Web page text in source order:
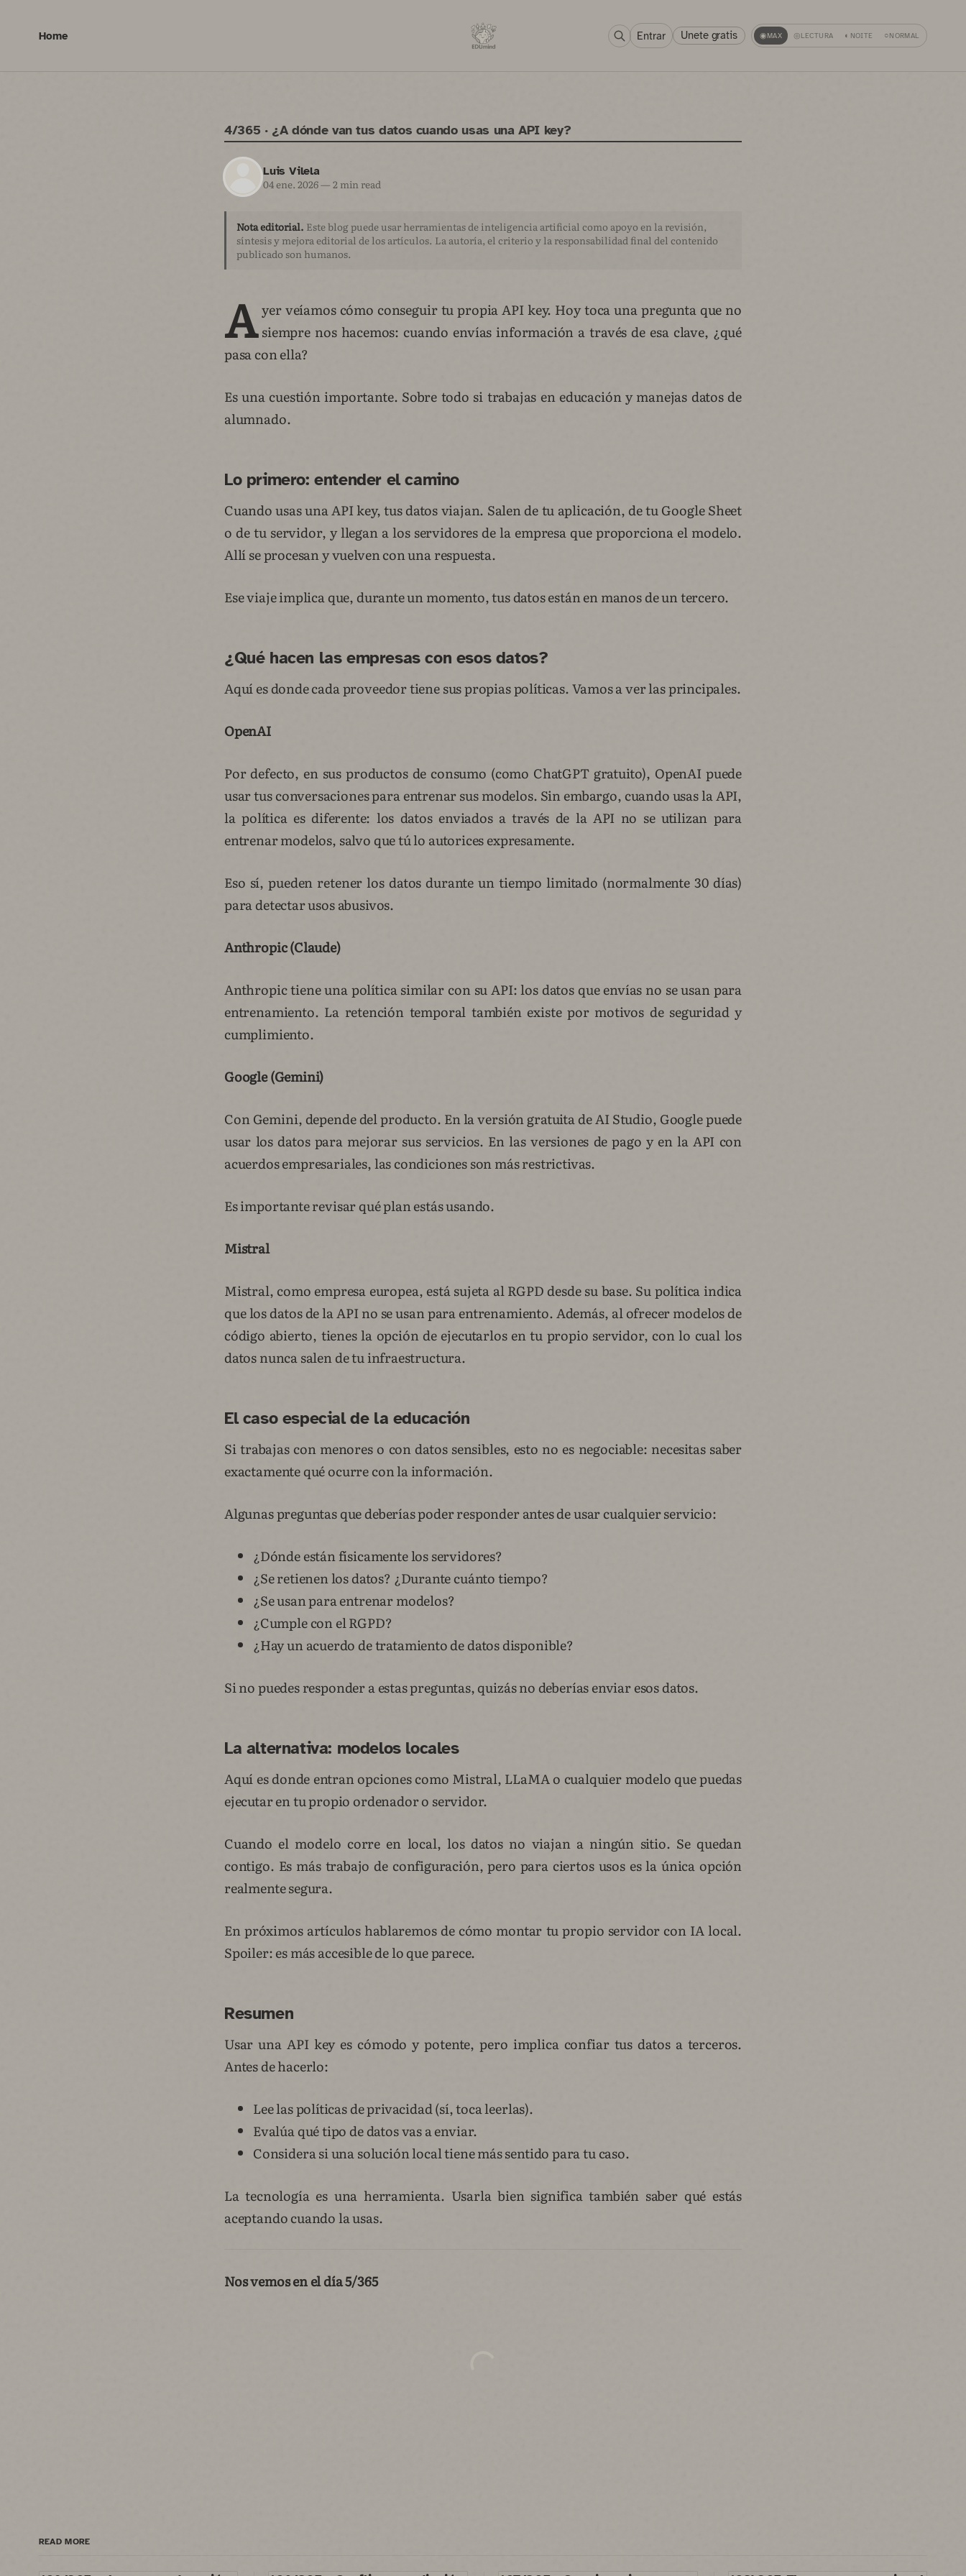
Home Entrar Unete gratis ◉MAX ◎LECTURA ◐ NOITE ○NORMAL
4/365 · ¿A dónde van tus datos cuando usas una API key?
Luis Vilela
04 ene. 2026— 2 min read
Nota editorial. Este blog puede usar herramientas de inteligencia artificial como apoyo en la revisión,
síntesis y mejora editorial de los artículos. La autoría, el criterio y la responsabilidad final del contenido
publicado son humanos.
A yer veíamos cómo conseguir tu propia API key. Hoy toca una pregunta que no
siempre nos hacemos: cuando envías información a través de esa clave, ¿qué
pasa con ella?
Es una cuestión importante. Sobre todo si trabajas en educación y manejas datos de
alumnado.
Lo primero: entender el camino
Cuando usas una API key, tus datos viajan. Salen de tu aplicación, de tu Google Sheet
o de tu servidor, y llegan a los servidores de la empresa que proporciona el modelo.
Allí se procesan y vuelven con una respuesta.
Ese viaje implica que, durante un momento, tus datos están en manos de un tercero.
¿Qué hacen las empresas con esos datos?
Aquí es donde cada proveedor tiene sus propias políticas. Vamos a ver las principales.
OpenAI
Por defecto, en sus productos de consumo (como ChatGPT gratuito), OpenAI puede
usar tus conversaciones para entrenar sus modelos. Sin embargo, cuando usas la API,
la política es diferente: los datos enviados a través de la API no se utilizan para
entrenar modelos, salvo que tú lo autorices expresamente.
Eso sí, pueden retener los datos durante un tiempo limitado (normalmente 30 días)
para detectar usos abusivos.
Anthropic (Claude)
Anthropic tiene una política similar con su API: los datos que envías no se usan para
entrenamiento. La retención temporal también existe por motivos de seguridad y
cumplimiento.
Google (Gemini)
Con Gemini, depende del producto. En la versión gratuita de AI Studio, Google puede
usar los datos para mejorar sus servicios. En las versiones de pago y en la API con
acuerdos empresariales, las condiciones son más restrictivas.
Es importante revisar qué plan estás usando.
Mistral
Mistral, como empresa europea, está sujeta al RGPD desde su base. Su política indica
que los datos de la API no se usan para entrenamiento. Además, al ofrecer modelos de
código abierto, tienes la opción de ejecutarlos en tu propio servidor, con lo cual los
datos nunca salen de tu infraestructura.
El caso especial de la educación
Si trabajas con menores o con datos sensibles, esto no es negociable: necesitas saber
exactamente qué ocurre con la información.
Algunas preguntas que deberías poder responder antes de usar cualquier servicio:
¿Dónde están físicamente los servidores?
¿Se retienen los datos? ¿Durante cuánto tiempo?
¿Se usan para entrenar modelos?
¿Cumple con el RGPD?
¿Hay un acuerdo de tratamiento de datos disponible?
Si no puedes responder a estas preguntas, quizás no deberías enviar esos datos.
La alternativa: modelos locales
Aquí es donde entran opciones como Mistral, LLaMA o cualquier modelo que puedas
ejecutar en tu propio ordenador o servidor.
Cuando el modelo corre en local, los datos no viajan a ningún sitio. Se quedan
contigo. Es más trabajo de configuración, pero para ciertos usos es la única opción
realmente segura.
En próximos artículos hablaremos de cómo montar tu propio servidor con IA local.
Spoiler: es más accesible de lo que parece.
Resumen
Usar una API key es cómodo y potente, pero implica confiar tus datos a terceros.
Antes de hacerlo:
Lee las políticas de privacidad (sí, toca leerlas).
Evalúa qué tipo de datos vas a enviar.
Considera si una solución local tiene más sentido para tu caso.
La tecnología es una herramienta. Usarla bien significa también saber qué estás
aceptando cuando la usas.
Nos vemos en el día 5/365
READ MORE